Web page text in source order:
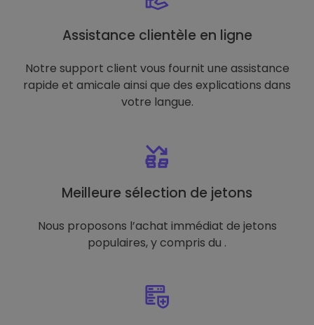
Assistance clientèle en ligne
Notre support client vous fournit une assistance
rapide et amicale ainsi que des explications dans
votre langue.
Meilleure sélection de jetons
Nous proposons l’achat immédiat de jetons
populaires, y compris du .